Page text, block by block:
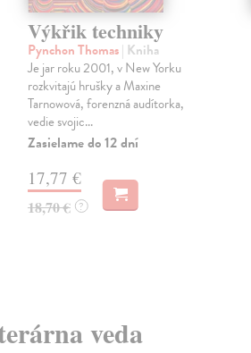
Výkřik techniky
Pynchon Thomas| Kniha
Je jar roku 2001, v New Yorku
rozkvitajú hrušky a Maxine
Tarnowová, forenzná audítorka,
vedie svojic...
Zasielame do 12 dní
17,77 €
18,70 € ?
veda